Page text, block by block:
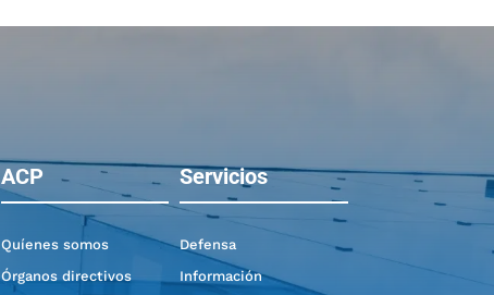
ACP Servicios
Quíenes somos
Órganos directivos
Defensa
Información